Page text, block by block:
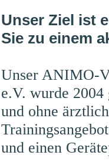
Unser Ziel ist
Sie zu einem
Unser ANIMO-
e.V. wurde
und ohne
und einen